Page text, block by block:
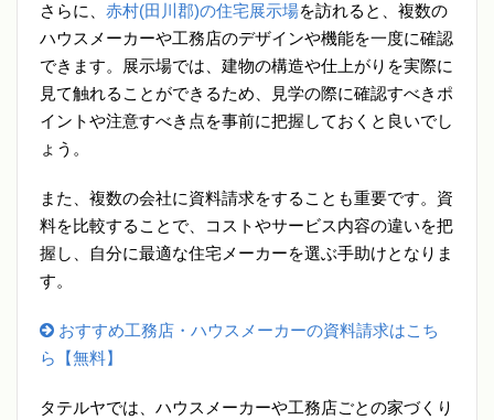
さらに、 赤村(田川郡)の住宅展示場を訪れると、複数の
ハウスメーカーや工務店のデザインや機能を一度に確認
できます。展示場では、建物の構造や仕上がりを実際に
見て触れることができるため、見学の際に確認すべきポ
イントや注意すべき点を事前に把握しておくと良いでし
ょう。
また、複数の会社に資料請求をすることも重要です。資
料を比較することで、コストやサービス内容の違いを把
握し、自分に最適な住宅メーカーを選ぶ手助けとなりま
す。
おすすめ工務店・ハウスメーカーの資料請求はこち
ら【無料】
タテルヤでは、ハウスメーカーや工務店ごとの家づくり